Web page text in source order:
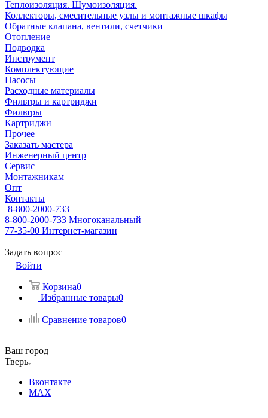
Теплоизоляция. Шумоизоляция.
Коллекторы, смесительные узлы и монтажные шкафы
Обратные клапана, вентили, счетчики
Отопление
Подводка
Инструмент
Комплектующие
Насосы
Расходные материалы
Фильтры и картриджи
Фильтры
Картриджи
Прочее
Заказать мастера
Инженерный центр
Сервис
Монтажникам
Опт
Контакты
8-800-2000-733
8-800-2000-733 Многоканальный
77-35-00 Интернет-магазин
Задать вопрос
Войти
Корзина0
Избранные товары0
Сравнение товаров0
Ваш город
Тверь
Вконтакте
MAX